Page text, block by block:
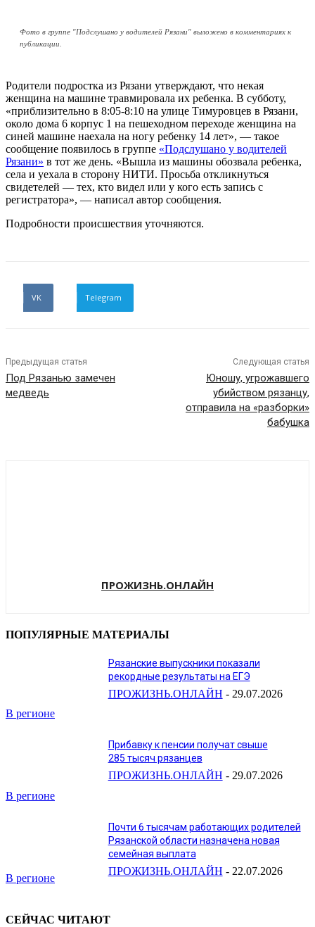
Фото в группе "Подслушано у водителей Рязани" выложено в комментариях к
публикации.
Родители подростка из Рязани утверждают, что некая
женщина на машине травмировала их ребенка. В субботу,
«приблизительно в 8:05-8:10 на улице Тимуровцев в Рязани,
около дома 6 корпус 1 на пешеходном переходе женщина на
синей машине наехала на ногу ребенку 14 лет», — такое
сообщение появилось в группе «Подслушано у водителей
Рязани» в тот же день. «Вышла из машины обозвала ребенка,
села и уехала в сторону НИТИ. Просьба откликнуться
свидетелей — тех, кто видел или у кого есть запись с
регистратора», — написал автор сообщения.
Подробности происшествия уточняются.
VK Telegram
Предыдущая статья
Под Рязанью замечен
медведь
Следующая статья
Юношу, угрожавшего
убийством рязанцу,
отправила на «разборки»
бабушка
ПРОЖИЗНЬ.ОНЛАЙН
ПОПУЛЯРНЫЕ МАТЕРИАЛЫ
В регионе
Рязанские выпускники показали
рекордные результаты на ЕГЭ
ПРОЖИЗНЬ.ОНЛАЙН - 29.07.2026
В регионе
Прибавку к пенсии получат свыше
285 тысяч рязанцев
ПРОЖИЗНЬ.ОНЛАЙН - 29.07.2026
В регионе
Почти 6 тысячам работающих родителей
Рязанской области назначена новая
семейная выплата
ПРОЖИЗНЬ.ОНЛАЙН - 22.07.2026
СЕЙЧАС ЧИТАЮТ